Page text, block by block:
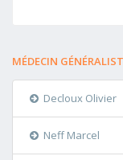
MÉDECIN
Decloux Olivier
Neff Marcel